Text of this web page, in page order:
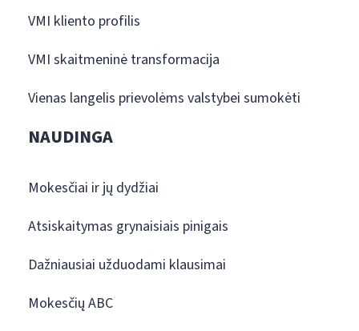
VMI kliento profilis
VMI skaitmeninė transformacija
Vienas langelis prievolėms valstybei sumokėti
NAUDINGA
Mokesčiai ir jų dydžiai
Atsiskaitymas grynaisiais pinigais
Dažniausiai užduodami klausimai
Mokesčių ABC